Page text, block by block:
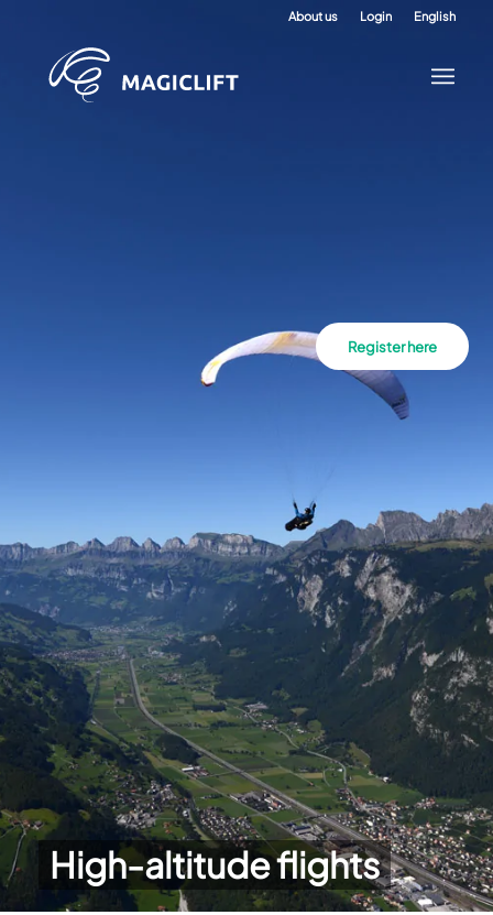
About us Login English
High-altitude flights
Register here